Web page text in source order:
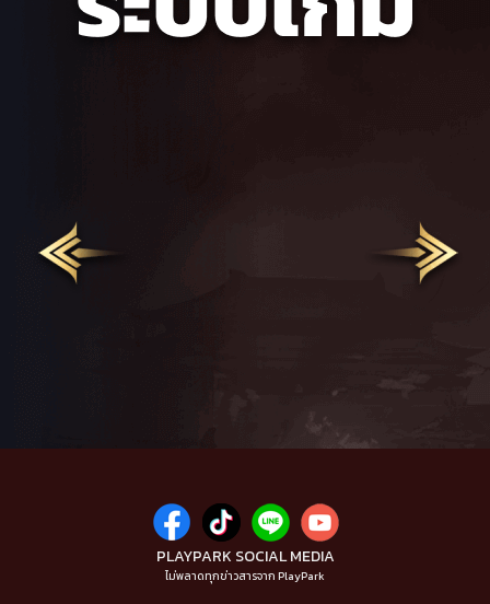
PLAYPARK SOCIAL MEDIA
ไม่พลาดทุกข่าวสารจาก PlayPark